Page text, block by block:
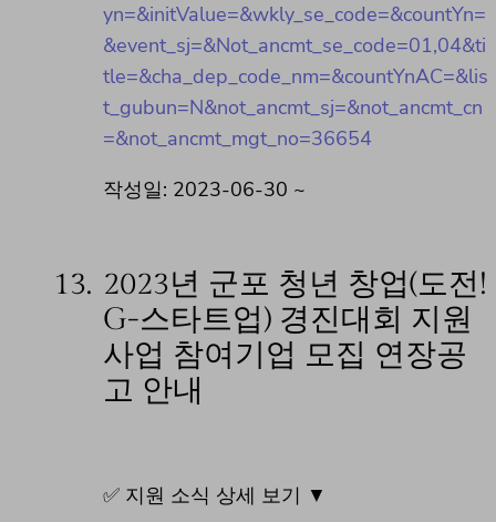
yn=&initValue=&wkly_se_code=&countYn=
&event_sj=&Not_ancmt_se_code=01,04&ti
tle=&cha_dep_code_nm=&countYnAC=&lis
t_gubun=N&not_ancmt_sj=&not_ancmt_cn
=&not_ancmt_mgt_no=36654
작성일: 2023-06-30 ~
13. 2023년 군포 청년 창업(도전!
G-스타트업) 경진대회 지원
사업 참여기업 모집 연장공
고 안내
✅ 지원 소식 상세 보기 ▼